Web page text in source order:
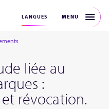
LANGUES MENU
liée au
:
révocation.